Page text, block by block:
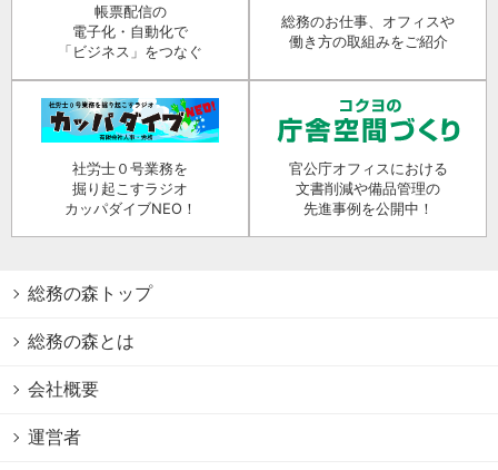
帳票配信の
電子化・自動化で
「ビジネス」をつなぐ
総務のお仕事、オフィスや
働き方の取組みをご紹介
社労士０号業務を
掘り起こすラジオ
カッパダイブNEO！
官公庁オフィスにおける
文書削減や備品管理の
先進事例を公開中！
総務の森トップ
総務の森とは
会社概要
運営者